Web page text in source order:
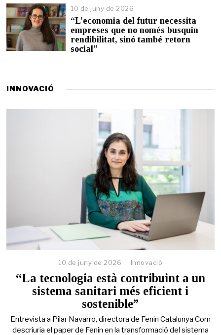
e
2
0
10 de juny de 2026
“L’economia del futur necessita
empreses que no només busquin
rendibilitat, sinó també retorn
social”
INNOVACIÓ
10 de juny de 2026 Innovació
“La tecnologia està contribuint a un
sistema sanitari més eficient i
sostenible”
Entrevista a Pilar Navarro, directora de Fenin Catalunya Com
descriuria el paper de Fenin en la transformació del sistema